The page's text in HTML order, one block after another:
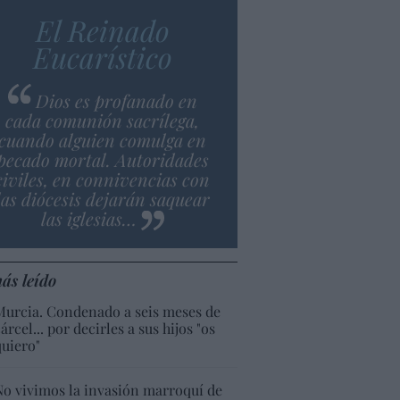
El Reinado
Eucarístico
Dios es profanado en
cada comunión sacrílega,
alguien comulga en
mortal. Autoridades
en connivencias con
diócesis dejarán saquear
las iglesias…
leído
Condenado a seis meses de
por decirles a sus hijos "os
vivimos la invasión marroquí de